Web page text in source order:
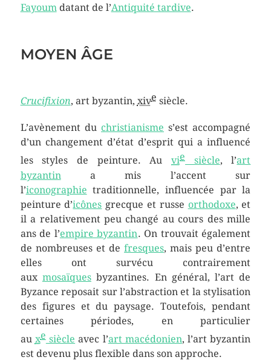
Fayoumdatant de l’Antiquité tardive.
MOYEN ÂGE
Crucifixion, art byzantin, xive siècle.
L’avènement du christianisme s’est accompagné
d’un changement d’état d’esprit qui a influencé
les styles de peinture. Auvie siècle, l’art
byzantin a mis l’accent sur
l’iconographie traditionnelle, influencée par la
peinture d’icônes grecque et russe orthodoxe, et
il a relativement peu changé au cours des mille
ans de l’empire byzantin. On trouvait également
de nombreuses et defresques, mais peu d’entre
elles ont survécu contrairement
aux mosaïquesbyzantines. En général, l’art de
Byzance reposait sur l’abstraction et la stylisation
des figures et du paysage. Toutefois, pendant
certaines périodes, en particulier
au xesiècle avec l’art macédonien, l’art byzantin
est devenu plus flexible dans son approche.